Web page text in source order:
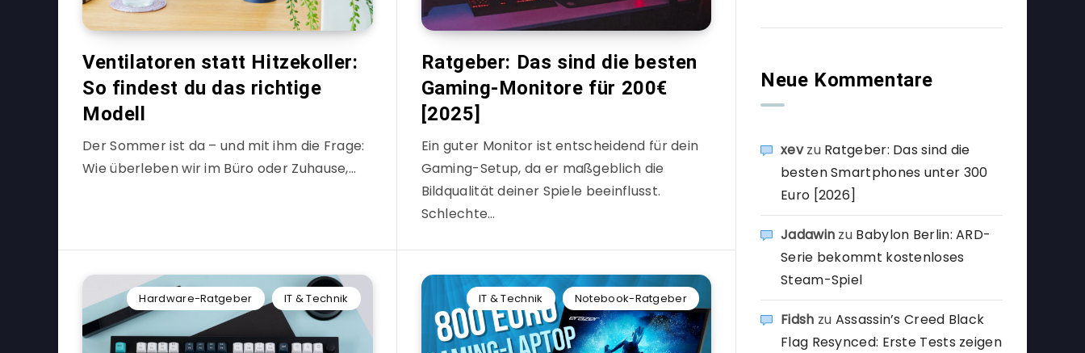
Ventilatoren statt Hitzekoller:
So findest du das richtige
Modell
Der Sommer ist da – und mit ihm die Frage:
Wie überleben wir im Büro oder Zuhause,…
Ratgeber: Das sind die besten
Gaming-Monitore für 200€
[2025]
Ein guter Monitor ist entscheidend für dein
Gaming-Setup, da er maßgeblich die
Bildqualität deiner Spiele beeinflusst.
Schlechte…
Hardware-Ratgeber IT & Technik IT & Technik Notebook-Ratgeber
Neue Kommentare
xevzu Ratgeber: Das sind die
besten Smartphones unter 300
Euro [2026]
Jadawin zu Babylon Berlin: ARD-
Serie bekommt kostenloses
Steam-Spiel
Fidsh zu Assassin’s Creed Black
Flag Resynced: Erste Tests zeigen